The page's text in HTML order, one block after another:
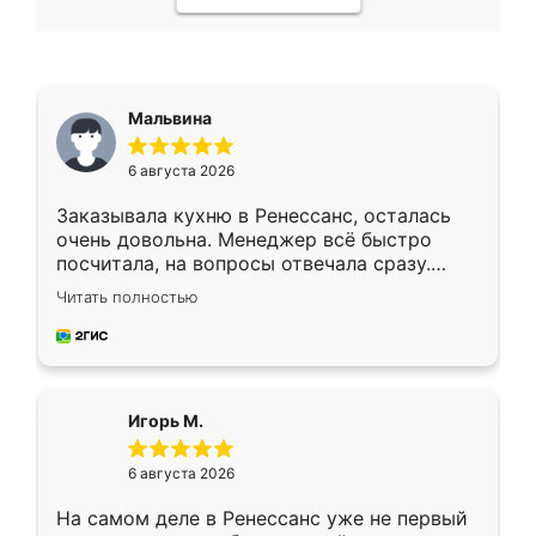
Мальвина
6 августа 2026
Заказывала кухню в Ренессанс, осталась
очень довольна. Менеджер всё быстро
посчитала, на вопросы отвечала сразу.
Замерщик приехал в субботу, подошёл к
делу со всей ответственностью. Собрали
за день, ребята работали аккуратно, даже
Читать полностью
Игорь М.
6 августа 2026
На самом деле в Ренессанс уже не первый